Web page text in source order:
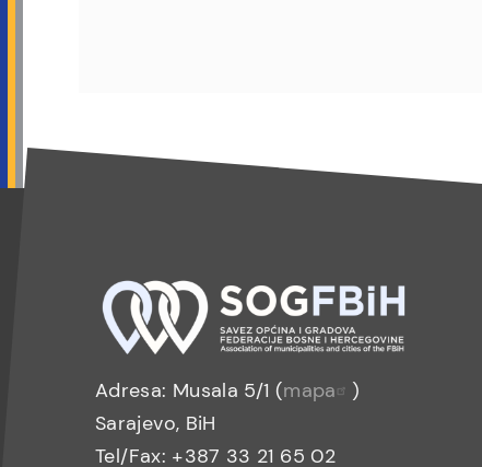
Adresa: Musala 5/1 (mapa
)
Sarajevo, BiH
Tel/Fax: +387 33 21 65 02